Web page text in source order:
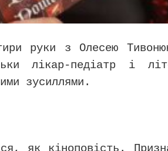
руки з Олесею
лікар-педіатр і
зусиллями.